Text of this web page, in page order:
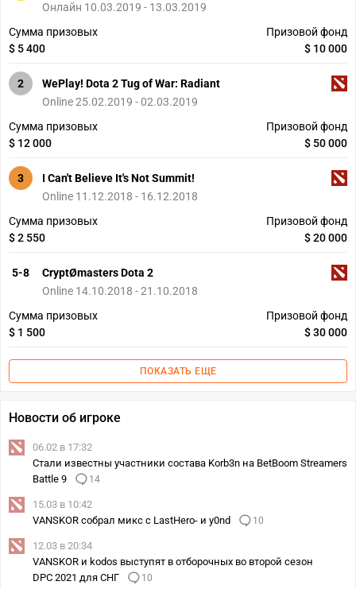
Онлайн 10.03.2019 - 13.03.2019
Сумма призовых
$ 5 400
Призовой фонд
$ 10 000
2
WePlay! Dota 2 Tug of War: Radiant
Online 25.02.2019 - 02.03.2019
Сумма призовых
$ 12 000
Призовой фонд
$ 50 000
3
I Can't Believe It's Not Summit!
Online 11.12.2018 - 16.12.2018
Сумма призовых
$ 2 550
Призовой фонд
$ 20 000
5-8
CryptØmasters Dota 2
Online 14.10.2018 - 21.10.2018
Сумма призовых
$ 1 500
Призовой фонд
$ 30 000
ПОКАЗАТЬ ЕЩЕ
Новости об игроке
06.02 в 17:32
Стали известны участники состава Korb3n на BetBoom Streamers
Battle 9
14
15.03 в 10:42
VANSKOR собрал микс с LastHero- и y0nd
10
12.03 в 20:34
VANSKOR и kodos выступят в отборочных во второй сезон
DPC 2021 для СНГ
10